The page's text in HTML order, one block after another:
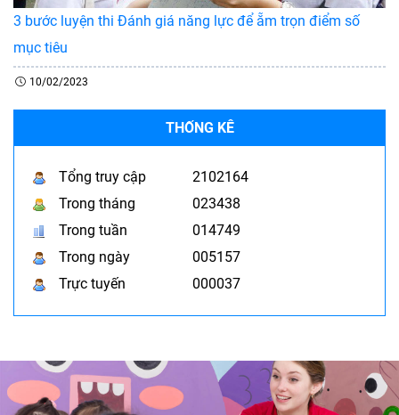
3 bước luyện thi Đánh giá năng lực để ẵm trọn điểm số
mục tiêu
10/02/2023
THỐNG KÊ
Tổng truy cập
2102164
Trong tháng
023438
Trong tuần
014749
Trong ngày
005157
Trực tuyến
000037